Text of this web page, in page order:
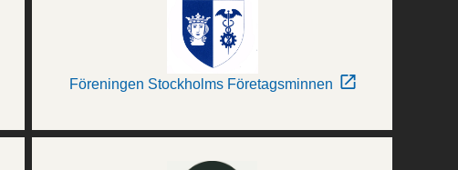
Föreningen Stockholms Företagsminnen